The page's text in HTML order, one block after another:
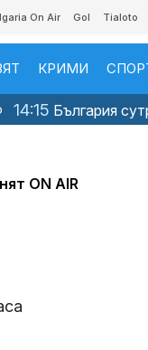
On Air Gol Tialoto
КРИМИ
14:15 България
ON AIR